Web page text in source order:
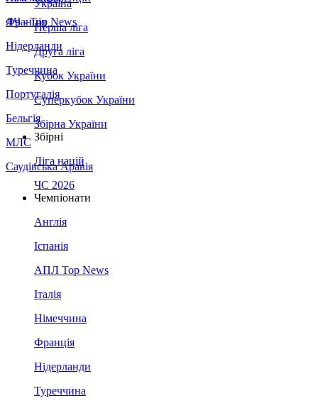
Франція
Нідерланди
Туреччина
Португалія
Бельгія
МЛС
Саудівська Аравія
ЛЧ - Top News
Україна
Перша ліга
Друга ліга
Кубок України
Суперкубок України
Збірна України
Збірні
Ліга націй
ЧС 2026
Чемпіонати
Англія
Іспанія
АПЛ Top News
Італія
Німеччина
Франція
Нідерланди
Туреччина